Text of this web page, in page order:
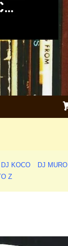
DJ KOCO DJ MURO
Z